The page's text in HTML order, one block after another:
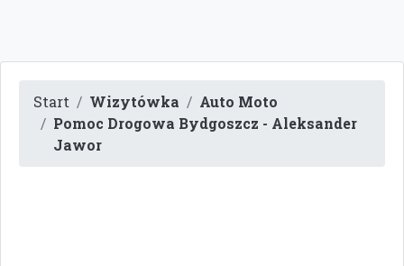
Start Wizytówka
Auto Moto
Pomoc Drogowa Bydgoszcz - Aleksander
Jawor